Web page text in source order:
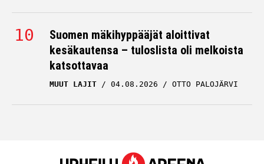
Suomen mäkihyppääjät aloittivat
kesäkautensa – tuloslista oli melkoista
katsottavaa
MUUT LAJIT 04.08.2026 OTTO PALOJÄRVI